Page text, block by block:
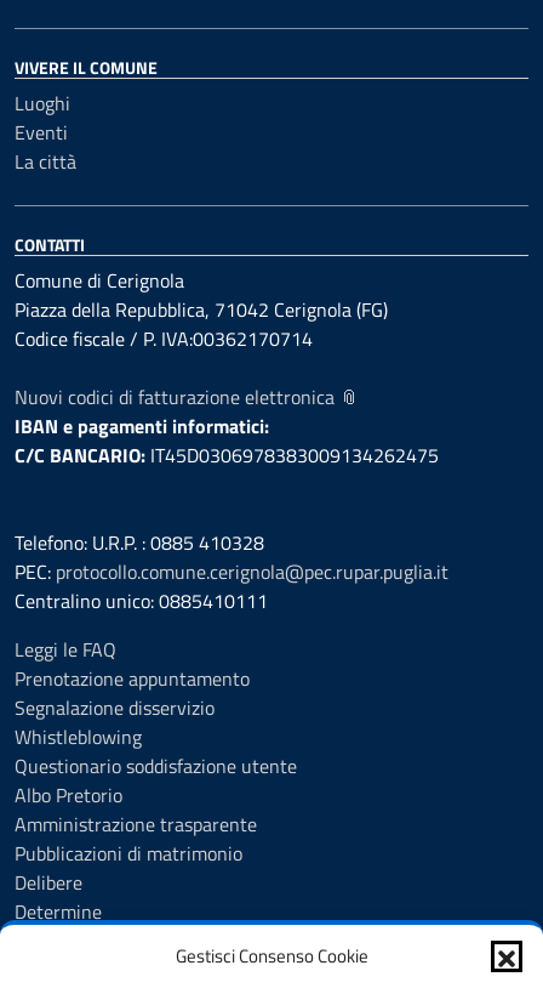
Gestisci Consenso Cookie
VIVERE IL COMUNE
Luoghi
Eventi
La città
CONTATTI
Comune di Cerignola
Piazza della Repubblica, 71042 Cerignola (FG)
Codice fiscale / P. IVA:00362170714
Nuovi codici di fatturazione elettronica 📎
IBAN e pagamenti informatici:
C/C BANCARIO: IT45D0306978383009134262475
Telefono: U.R.P. : 0885 410328
PEC: protocollo.comune.cerignola@pec.rupar.puglia.it
Centralino unico: 0885410111
Leggi le FAQ
Prenotazione appuntamento
Segnalazione disservizio
Whistleblowing
Questionario soddisfazione utente
Albo Pretorio
Amministrazione trasparente
Pubblicazioni di matrimonio
Delibere
Determine